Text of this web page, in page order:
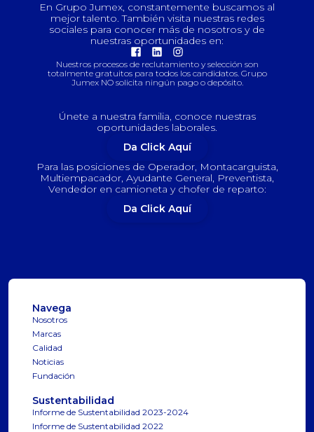
En Grupo Jumex, constantemente buscamos al
mejor talento. También visita nuestras redes
sociales para conocer más de nosotros y de
nuestras oportunidades en:
Nuestros procesos de reclutamiento y selección son
totalmente gratuitos para todos los candidatos. Grupo
Jumex NO solicita ningún pago o depósito.
Únete a nuestra familia, conoce nuestras
oportunidades laborales.
Da Click Aquí
Para las posiciones de Operador, Montacarguista,
Multiempacador, Ayudante General, Preventista,
Vendedor en camioneta y chofer de reparto:
Da Click Aquí
Navega
Nosotros
Marcas
Calidad
Noticias
Fundación
Sustentabilidad
Informe de Sustentabilidad 2023-2024
Informe de Sustentabilidad 2022